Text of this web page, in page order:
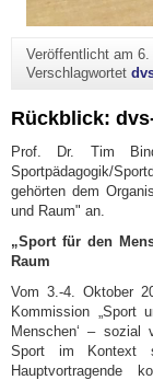
Veröffentlicht am 6.
Verschlagwortet
Rückblick:
Prof. Dr. Tim
Sportpädagogik/
gehörten dem
und Raum" an.
„Sport für den
Raum
Vom 3.-4. Oktober
Kommission „Sport
Menschen‘ – sozial
Sport im Kontext
Hauptvortragende